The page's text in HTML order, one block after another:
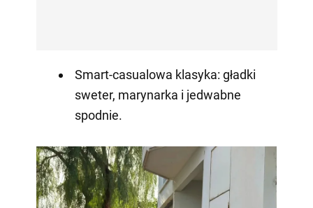
Smart-casualowa klasyka: gładki
sweter, marynarka i jedwabne
spodnie.